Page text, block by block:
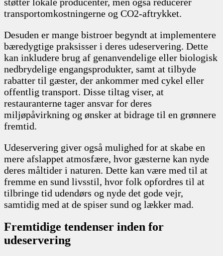
transportomkostningerne og CO2-aftrykket.
Desuden er mange bistroer begyndt at implementere
bæredygtige praksisser i deres udeservering. Dette
kan inkludere brug af genanvendelige eller biologisk
nedbrydelige engangsprodukter, samt at tilbyde
rabatter til gæster, der ankommer med cykel eller
offentlig transport. Disse tiltag viser, at
restauranterne tager ansvar for deres
miljøpåvirkning og ønsker at bidrage til en grønnere
fremtid.
Udeservering giver også mulighed for at skabe en
mere afslappet atmosfære, hvor gæsterne kan nyde
deres måltider i naturen. Dette kan være med til at
fremme en sund livsstil, hvor folk opfordres til at
tilbringe tid udendørs og nyde det gode vejr,
samtidig med at de spiser sund og lækker mad.
Fremtidige tendenser inden for
udeservering